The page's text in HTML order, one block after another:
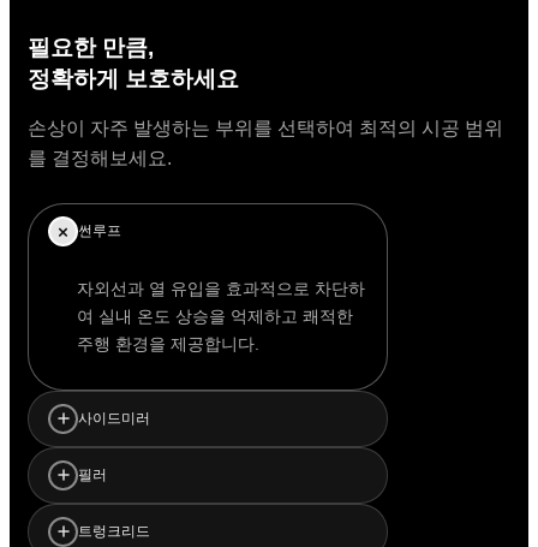
처음 그대로 유지합니다.
필요한 만큼,
정확하게 보호하세요
손상이 자주 발생하는 부위를 선택하여 최적의 시공 범위
를 결정해보세요.
썬루프
자외선과 열 유입을 효과적으로 차단하
여 실내 온도 상승을 억제하고 쾌적한
주행 환경을 제공합니다.
사이드미러
빛 반사를 줄여 눈부심을 최소화하고
주행 시 후방 시야 확보에 도움을 줍니
다.
필러
외관 디자인 완성도를 높이며 스크래치
트렁크리드